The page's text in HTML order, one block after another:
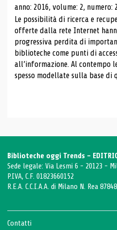
anno: 2016, volume: 2, numero:
Le possibilità di ricerca e
offerte dalla rete Internet
progressiva perdita di
biblioteche come punti di
all’informazione. Al contempo
spesso modellate sulla base di
Biblioteche oggi Trends -
Sede legale: Via Lesmi 6 - 20123 -
P.IVA, C.F. 01823660152
R.E.A. C.C.I.A.A. di Milano N. Rea
Contatti